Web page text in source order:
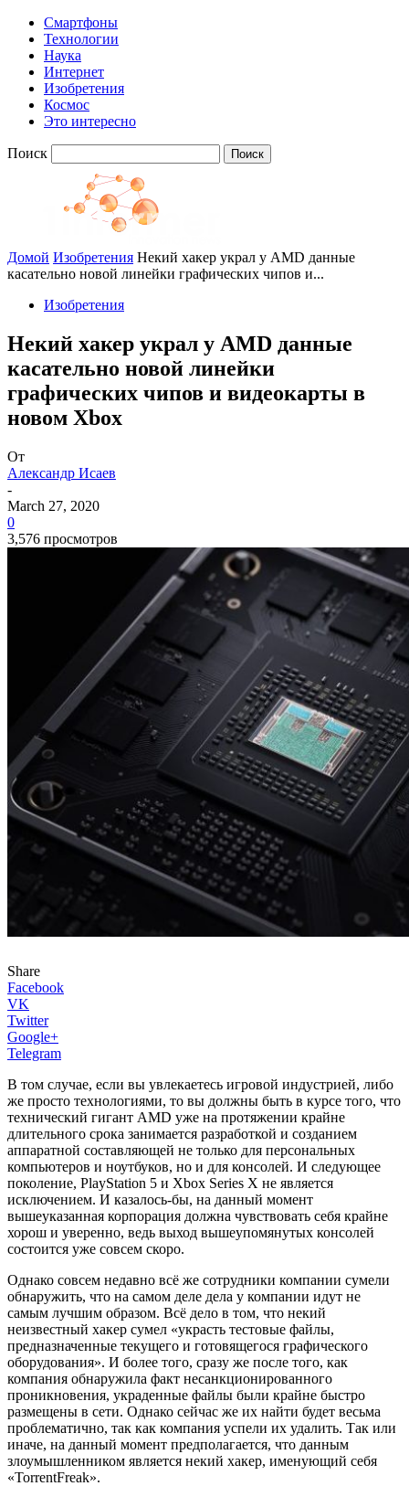
Смартфоны
Технологии
Наука
Интернет
Изобретения
Космос
Это интересно
Поиск
Домой Изобретения Некий хакер украл у AMD данные
касательно новой линейки графических чипов и...
Изобретения
Некий хакер украл у AMD данные
касательно новой линейки
графических чипов и видеокарты в
новом Xbox
От
Александр Исаев
-
March 27, 2020
0
3,576 просмотров
Share
Facebook
VK
Twitter
Google+
Telegram
В том случае, если вы увлекаетесь игровой индустрией, либо
же просто технологиями, то вы должны быть в курсе того, что
технический гигант AMD уже на протяжении крайне
длительного срока занимается разработкой и созданием
аппаратной составляющей не только для персональных
компьютеров и ноутбуков, но и для консолей. И следующее
поколение, PlayStation 5 и Xbox Series X не является
исключением. И казалось-бы, на данный момент
вышеуказанная корпорация должна чувствовать себя крайне
хорош и уверенно, ведь выход вышеупомянутых консолей
состоится уже совсем скоро.
Однако совсем недавно всё же сотрудники компании сумели
обнаружить, что на самом деле дела у компании идут не
самым лучшим образом. Всё дело в том, что некий
неизвестный хакер сумел «украсть тестовые файлы,
предназначенные текущего и готовящегося графического
оборудования». И более того, сразу же после того, как
компания обнаружила факт несанкционированного
проникновения, украденные файлы были крайне быстро
размещены в сети. Однако сейчас же их найти будет весьма
проблематично, так как компания успели их удалить. Так или
иначе, на данный момент предполагается, что данным
злоумышленником является некий хакер, именующий себя
«TorrentFreak».